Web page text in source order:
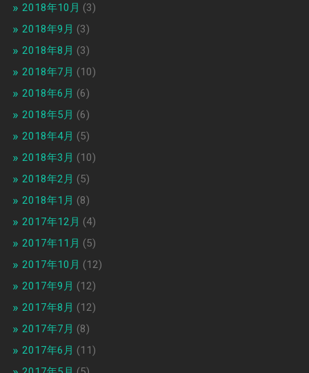
2018年10月 (3)
2018年9月 (3)
2018年8月 (3)
2018年7月 (10)
2018年6月 (6)
2018年5月 (6)
2018年4月 (5)
2018年3月 (10)
2018年2月 (5)
2018年1月 (8)
2017年12月 (4)
2017年11月 (5)
2017年10月 (12)
2017年9月 (12)
2017年8月 (12)
2017年7月 (8)
2017年6月 (11)